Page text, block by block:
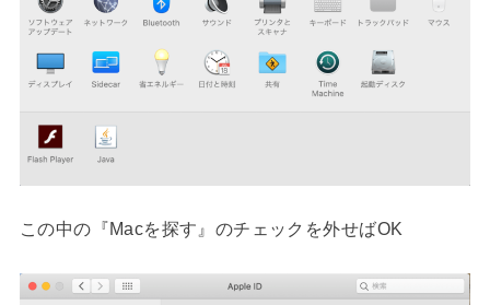
この中の『Macを探す』のチェックを外せばOK